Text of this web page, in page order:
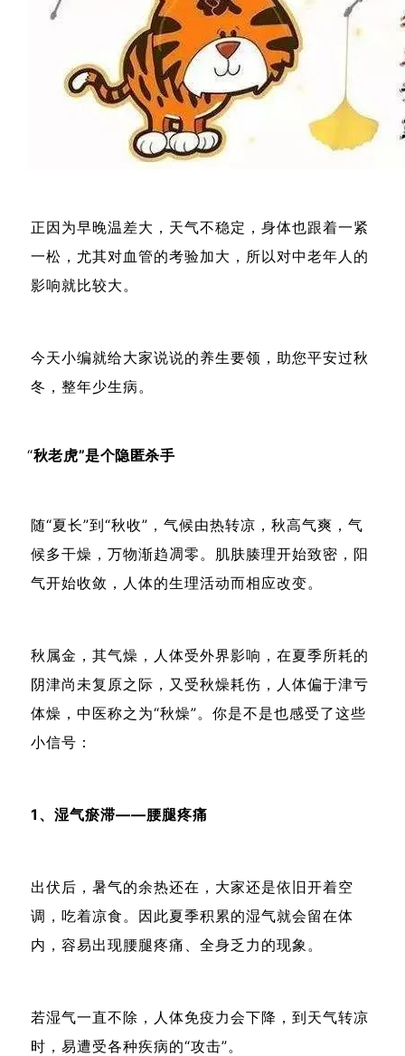
正因为早晚温差大，天气不稳定，身体也跟着一紧
一松，尤其对血管的考验加大，所以对中老年人的
影响就比较大。
今天小编就给大家说说的养生要领，助您平安过秋
冬，整年少生病。
“秋老虎”是个隐匿杀手
随“夏长”到“秋收”，气候由热转凉，秋高气爽，气
候多干燥，万物渐趋凋零。肌肤腠理开始致密，阳
气开始收敛，人体的生理活动而相应改变。
秋属金，其气燥，人体受外界影响，在夏季所耗的
阴津尚未复原之际，又受秋燥耗伤，人体偏于津亏
体燥，中医称之为“秋燥”。你是不是也感受了这些
小信号：
1、湿气瘀滞——腰腿疼痛
出伏后，暑气的余热还在，大家还是依旧开着空
调，吃着凉食。因此夏季积累的湿气就会留在体
内，容易出现腰腿疼痛、全身乏力的现象。
若湿气一直不除，人体免疫力会下降，到天气转凉
时，易遭受各种疾病的“攻击”。